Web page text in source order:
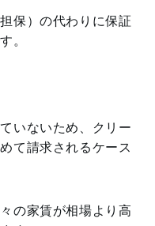
保）の代わりに保証
。
いないため、クリー
て請求されるケース
の家賃が相場より高